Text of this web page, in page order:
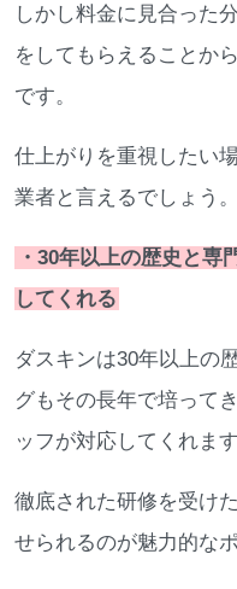
しかし料金に見合った
をしてもらえることか
です。
仕上がりを重視したい
業者と言えるでしょう。
・30年以上の歴史と専
してくれる
ダスキンは30年以上の
グもその長年で培って
ッフが対応してくれます
徹底された研修を受け
せられるのが魅力的な